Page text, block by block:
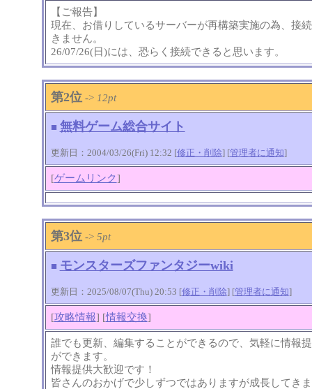
【ご報告】
現在、お借りしているサーバーが再構築実施の為、接
きません。
26/07/26(日)には、恐らく接続できると思います。
第2位 -> 12pt
■ 無料ゲーム総合サイト
更新日：2004/03/26(Fri) 12:32 [修正・削除] [管理者に通知]
[ゲームリンク]
第3位 -> 5pt
■ モンスターズファンタジーwiki
更新日：2025/08/07(Thu) 20:53 [修正・削除] [管理者に通知]
[攻略情報] [情報交換]
誰でも更新、編集することができるので、気軽に情報
ができます。
情報提供大歓迎です！
皆さんのおかげで少しずつではありますが成長してき